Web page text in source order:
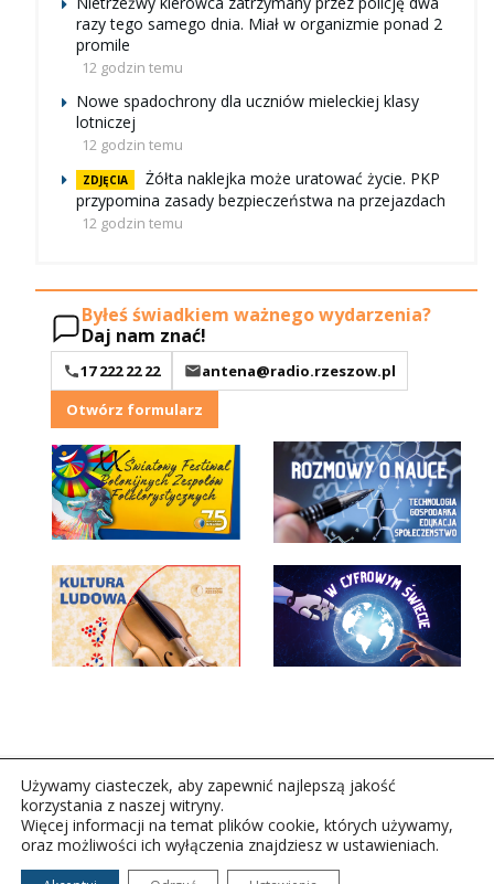
razy tego samego dnia. Miał w organizmie ponad 2
promile
12 godzin temu
Nowe spadochrony dla uczniów mieleckiej klasy
lotniczej
12 godzin temu
ZDJĘCIA
Żółta naklejka może uratować życie. PKP
przypomina zasady bezpieczeństwa na przejazdach
12 godzin temu
Byłeś świadkiem ważnego wydarzenia?
Daj nam znać!
17 222 22 22
antena@radio.rzeszow.pl
Otwórz formularz
Copyright © 2026Polskie Radio Rzeszów S.A. w likwidacj.
Używamy ciasteczek, aby zapewnić najlepszą jakość
korzystania z naszej witryny.
Więcej informacji na temat plików cookie, których używamy,
oraz możliwości ich wyłączenia znajdziesz w ustawieniach.